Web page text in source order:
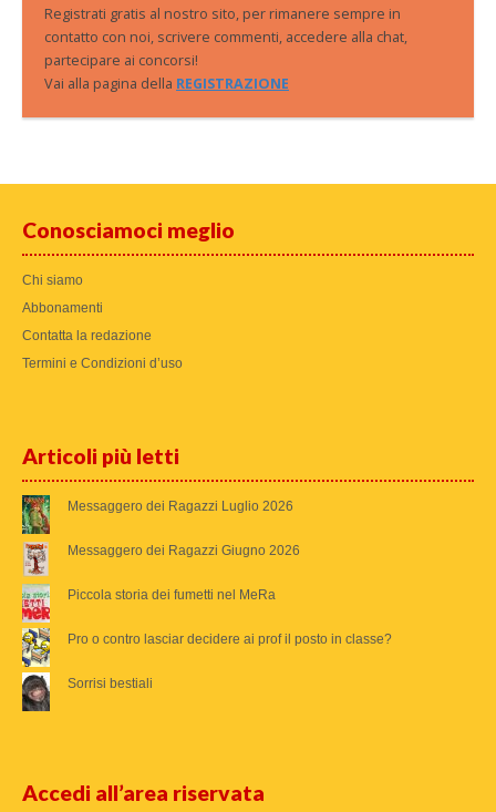
Registrati gratis al nostro sito, per rimanere sempre in
contatto con noi, scrivere commenti, accedere alla chat,
partecipare ai concorsi!
Vai alla pagina della REGISTRAZIONE
Conosciamoci meglio
Chi siamo
Abbonamenti
Contatta la redazione
Termini e Condizioni d’uso
Articoli più letti
Messaggero dei Ragazzi Luglio 2026
Messaggero dei Ragazzi Giugno 2026
Piccola storia dei fumetti nel MeRa
Pro o contro lasciar decidere ai prof il posto in classe?
Sorrisi bestiali
Accedi all’area riservata